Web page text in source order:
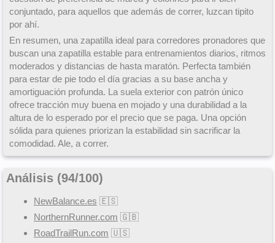
conjuntado, para aquellos que además de correr, luzcan tipito
por ahí.
En resumen, una zapatilla ideal para corredores pronadores que
buscan una zapatilla estable para entrenamientos diarios, ritmos
moderados y distancias de hasta maratón. Perfecta también
para estar de pie todo el día gracias a su base ancha y
amortiguación profunda. La suela exterior con patrón único
ofrece tracción muy buena en mojado y una durabilidad a la
altura de lo esperado por el precio que se paga. Una opción
sólida para quienes priorizan la estabilidad sin sacrificar la
comodidad. Ale, a correr.
Análisis (94/100)
NewBalance.es 🇪🇸
NorthernRunner.com 🇬🇧
RoadTrailRun.com 🇺🇸